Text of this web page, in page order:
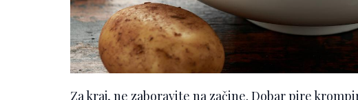
Za kraj, ne zaboravite na začine. Dobar pire